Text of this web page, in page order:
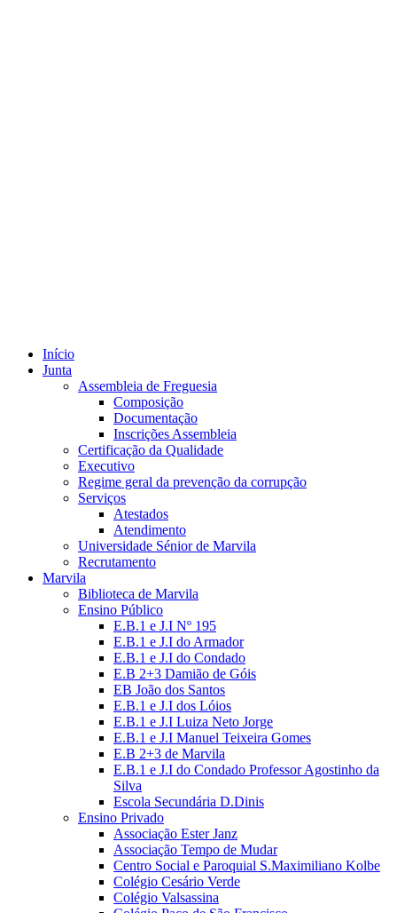
Início
Junta
Assembleia de Freguesia
Composição
Documentação
Inscrições Assembleia
Certificação da Qualidade
Executivo
Regime geral da prevenção da corrupção
Serviços
Atestados
Atendimento
Universidade Sénior de Marvila
Recrutamento
Marvila
Biblioteca de Marvila
Ensino Público
E.B.1 e J.I Nº 195
E.B.1 e J.I do Armador
E.B.1 e J.I do Condado
E.B 2+3 Damião de Góis
EB João dos Santos
E.B.1 e J.I dos Lóios
E.B.1 e J.I Luiza Neto Jorge
E.B.1 e J.I Manuel Teixeira Gomes
E.B 2+3 de Marvila
E.B.1 e J.I do Condado Professor Agostinho da
Silva
Escola Secundária D.Dinis
Ensino Privado
Associação Ester Janz
Associação Tempo de Mudar
Centro Social e Paroquial S.Maximiliano Kolbe
Colégio Cesário Verde
Colégio Valsassina